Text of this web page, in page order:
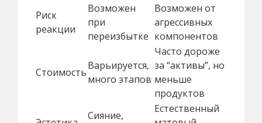
Риск
реакции
Возможен
при
переизбытке
Возможен от
агрессивных
компонентов
Стоимость
Варьируется,
много этапов
Часто дороже
за “активы”, но
меньше
продуктов
Сияние,
Естественный